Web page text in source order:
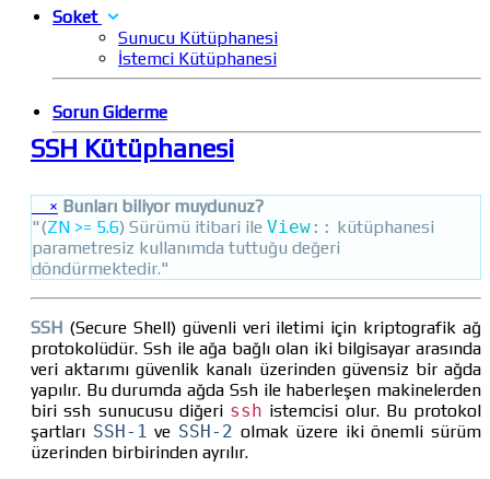
Soket
Sunucu Kütüphanesi
İstemci Kütüphanesi
Sorun Giderme
SSH Kütüphanesi
× Bunları biliyor muydunuz?
"(ZN >= 5.6) Sürümü itibari ile View :: kütüphanesi
parametresiz kullanımda tuttuğu değeri
döndürmektedir."
SSH (Secure Shell) güvenli veri iletimi için kriptografik ağ
protokolüdür. Ssh ile ağa bağlı olan iki bilgisayar arasında
veri aktarımı güvenlik kanalı üzerinden güvensiz bir ağda
yapılır. Bu durumda ağda Ssh ile haberleşen makinelerden
biri ssh sunucusu diğeri ssh istemcisi olur. Bu protokol
şartları SSH-1 ve SSH-2 olmak üzere iki önemli sürüm
üzerinden birbirinden ayrılır.